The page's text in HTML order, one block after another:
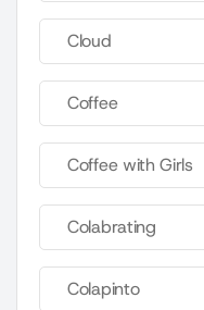
Cloud
Coffee
Coffee with Girls
Colabrating
Colapinto